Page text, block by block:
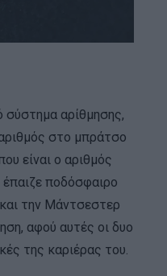
σύστημα αρίθμησης,
στο μπράτσο
είναι ο αριθμός
ποδόσφαιρο
την Μάντσεστερ
αφού αυτές οι δυο
της καριέρας του.